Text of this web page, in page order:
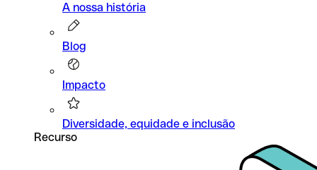
A nossa história
Blog
Impacto
Diversidade, equidade e inclusão
Recurso